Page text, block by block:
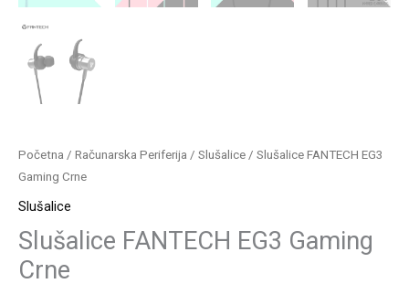
Početna / Računarska Periferija / Slušalice / Slušalice FANTECH EG3
Gaming Crne
Slušalice
Slušalice FANTECH EG3 Gaming
Crne